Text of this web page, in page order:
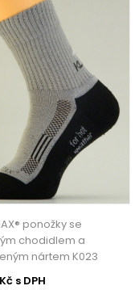
ponožky se
chodidlem a
nártem K023
s DPH